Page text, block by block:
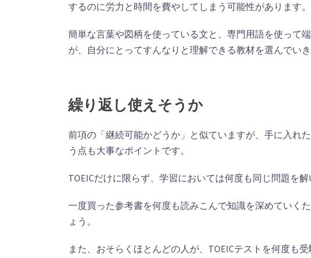
するのに労力と時間を費やしてしまう可能性があります。
簡単な言葉や図柄を使っている文と、専門用語を使って
が、自分にとってすんなりと理解できる教材を選んでいき
繰り返し使えそうか
前項の「継続可能かどうか」と似ていますが、手に入れ
う点も大事なポイントです。
TOEICだけに限らず、学習においては何度も同じ問題を
一度買った参考書を何度も読みこんで知識を深めていく
ょう。
また、おそらくほとんどの人が、TOEICテストを何度も